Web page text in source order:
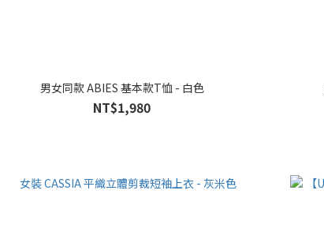
男女同款 ABIES 基本款T恤 - 白色
NT$1,980